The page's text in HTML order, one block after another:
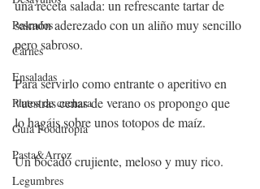
Pescados
Carnes
Ensaladas
Platos de cuchara
Guía Foodtropia
Pasta&Arroz
Legumbres
una receta salada: un refrescante tartar de
salmón aderezado con un aliño muy sencillo
pero sabroso.
Para servirlo como entrante o aperitivo en
vuestras cenas de verano os propongo que
lo hagáis sobre unos totopos de maíz.
Un bocado crujiente, meloso y muy rico.